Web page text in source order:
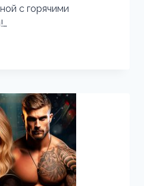
с горячими